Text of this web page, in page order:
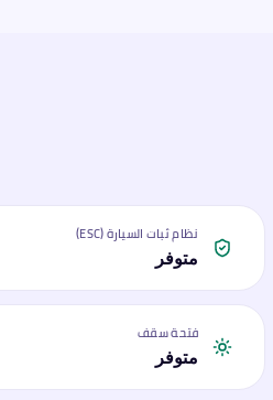
نظام ثبات السيارة (ESC)
متوفر
فتحة سقف
متوفر